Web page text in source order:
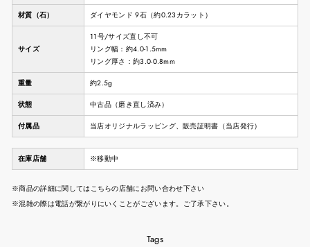
材質（石） ダイヤモンド 9石（約0.23カラット）
サイズ
11号/サイズ直し不可
リング幅：約4.0-1.5mm
リング厚さ：約3.0-0.8mm
重量 約2.5g
状態 中古品（磨き直し済み）
付属品 当店オリジナルラッピング、販売証明書（当店発行）
在庫店舗 ※移動中
※商品の詳細に関してはこちらの店舗にお問い合わせ下さい
※混雑の際は電話が繋がりにいくことがございます。ご了承下さい。
Tags